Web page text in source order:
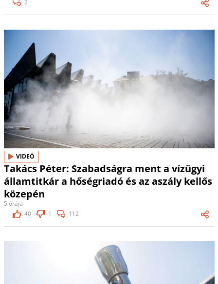
2
VIDEÓ
Takács Péter: Szabadságra ment a vízügyi
államtitkár a hőségriadó és az aszály kellős
közepén
5 órája
40
1 112